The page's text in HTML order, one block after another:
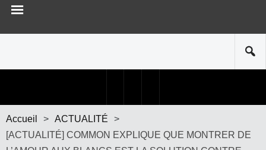
Accueil > ACTUALITÉ
>
[ACTUALITÉ] COMMON EXPLIQUE QUE MONTRER DE